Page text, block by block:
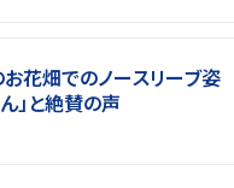
花畑でのノースリーブ姿
ん」と絶賛の声